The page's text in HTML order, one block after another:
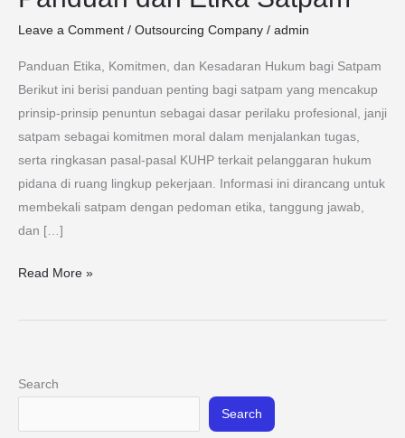
Leave a Comment / Outsourcing Company / admin
Panduan Etika, Komitmen, dan Kesadaran Hukum bagi Satpam
Berikut ini berisi panduan penting bagi satpam yang mencakup
prinsip-prinsip penuntun sebagai dasar perilaku profesional, janji
satpam sebagai komitmen moral dalam menjalankan tugas,
serta ringkasan pasal-pasal KUHP terkait pelanggaran hukum
pidana di ruang lingkup pekerjaan. Informasi ini dirancang untuk
membekali satpam dengan pedoman etika, tanggung jawab,
dan […]
Etika
Satpam
Read More »
Search
Search